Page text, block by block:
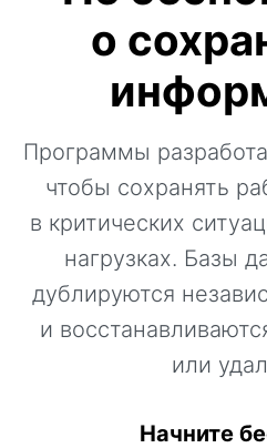
о
Программы
чтобы сохранять
в критических
нагрузках. Базы
дублируются
и
или
Начните